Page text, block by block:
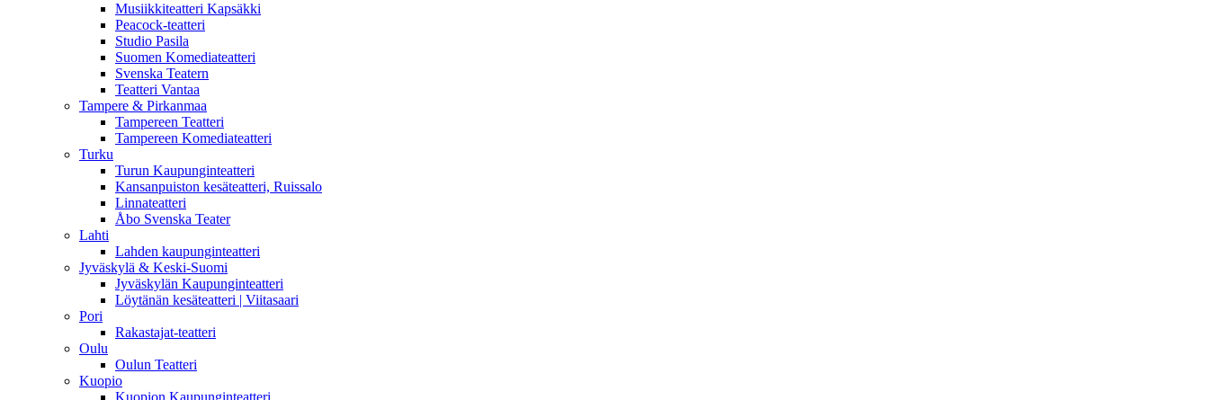
Musiikkiteatteri Kapsäkki
Peacock-teatteri
Studio Pasila
Suomen Komediateatteri
Svenska Teatern
Teatteri Vantaa
Tampere & Pirkanmaa
Tampereen Teatteri
Tampereen Komediateatteri
Turku
Turun Kaupunginteatteri
Kansanpuiston kesäteatteri, Ruissalo
Linnateatteri
Åbo Svenska Teater
Lahti
Lahden kaupunginteatteri
Jyväskylä & Keski-Suomi
Jyväskylän Kaupunginteatteri
Löytänän kesäteatteri | Viitasaari
Pori
Rakastajat-teatteri
Oulu
Oulun Teatteri
Kuopio
Kuopion Kaupunginteatteri